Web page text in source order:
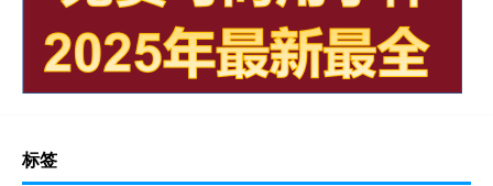
标签